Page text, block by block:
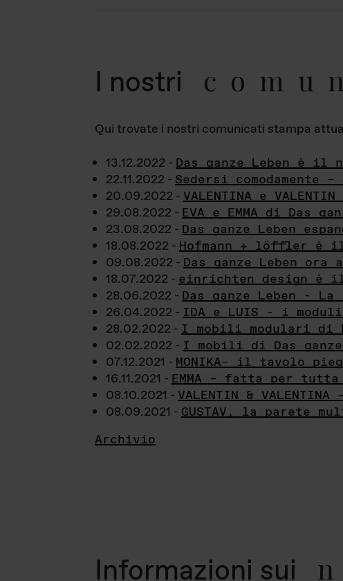
I nostri
Qui trovate i nostri comunicati stampa
13.12.2022 - Das ganze Leben è il
22.11.2022 - Sedersi comodamente –
20.09.2022 - VALENTINA e
29.08.2022 - EVA e EMMA di Das
23.08.2022 - Das ganze Leben
18.08.2022 - Hofmann + löffler è il
09.08.2022 - Das ganze Leben ora
18.07.2022 - einrichten design è il
28.06.2022 - Das ganze Leben -
26.04.2022 - IDA e LUIS - i moduli
28.02.2022 - I mobili modulari di
02.02.2022 - I mobili di Das
07.12.2021 - MONIKA– il tavolo
16.11.2021 - EMMA – fatta per
08.10.2021 - VALENTIN &
08.09.2021 - GUSTAV, la parete
Archivio
Informazioni sui